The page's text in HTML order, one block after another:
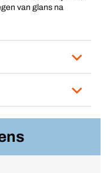
van glans na